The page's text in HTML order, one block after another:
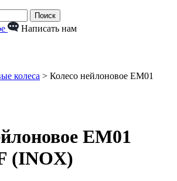
Написать нам
колеса > Колесо нейлоновое EM01
EM01
(INOX)